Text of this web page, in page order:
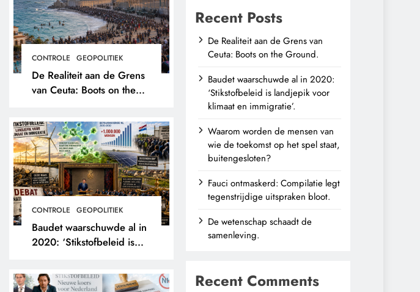
CONTROLE GEOPOLITIEK
De Realiteit aan de Grens
van Ceuta: Boots on the
CONTROLE GEOPOLITIEK
Baudet waarschuwde al in
2020: ‘Stikstofbeleid is
immigratie’.
Recent Posts
De Realiteit aan de Grens van
Ceuta: Boots on the Ground.
Baudet waarschuwde al in 2020:
‘Stikstofbeleid is landjepik voor
klimaat en immigratie’.
Waarom worden de mensen van
wie de toekomst op het spel staat,
buitengesloten?
Fauci ontmaskerd: Compilatie legt
tegenstrijdige uitspraken bloot.
De wetenschap schaadt de
samenleving.
Recent Comments